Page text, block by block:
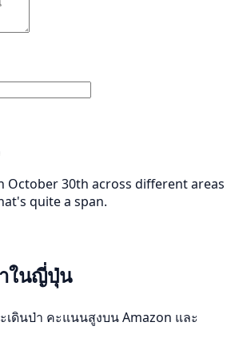
October 30th across different areas
quite a span.
ในญี่ปุ่น
ดินป่า คะแนนสูงบน Amazon และ